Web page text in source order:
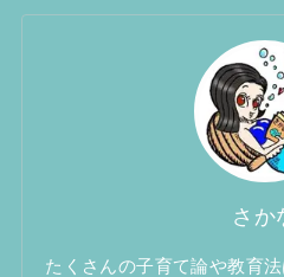
さか
たくさんの子育て論や教育